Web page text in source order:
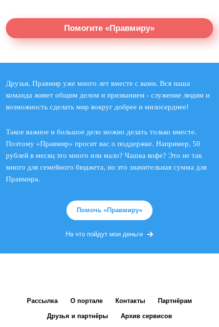
Помогите «Правмиру»
Друзья, Правмир уже много лет вместе с вами. Вся наша
команда живет общим делом и призванием - служение людям и
возможность сделать мир вокруг добрее и милосерднее!
Такое важное и большое дело можно делать только вместе.
Поэтому «Правмир» просит вас о поддержке. Например, 50
рублей в месяц это много или мало? Чашка кофе? Это не так
много для семейного бюджета, но это значительная сумма для
Правмира.
Помочь «Правмиру»
На что пойдут мои деньги
Рассылка О портале Контакты Партнёрам
Друзья и партнёры Архив сервисов